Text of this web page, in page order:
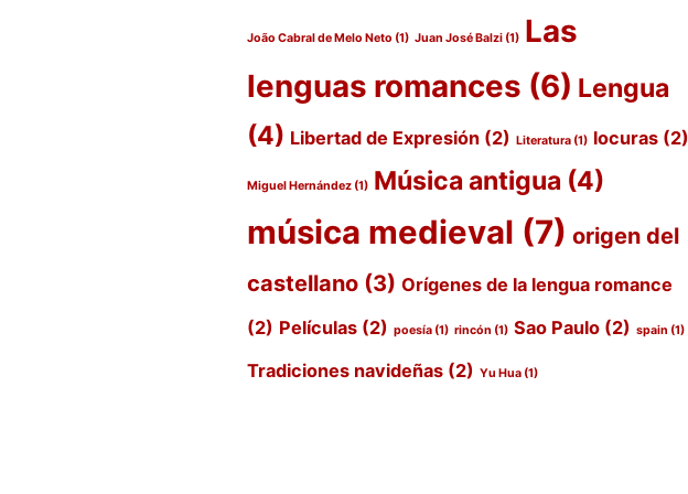
João Cabral de Melo Neto (1) Juan José Balzi (1) Las
lenguas romances (6) Lengua
(4) Libertad de Expresión (2) Literatura (1) locuras (2)
Miguel Hernández (1) Música antigua (4)
música medieval (7) origen del
castellano (3) Orígenes de la lengua romance
(2) Películas (2) poesía (1) rincón (1) Sao Paulo (2) spain (1)
Tradiciones navideñas (2) Yu Hua (1)